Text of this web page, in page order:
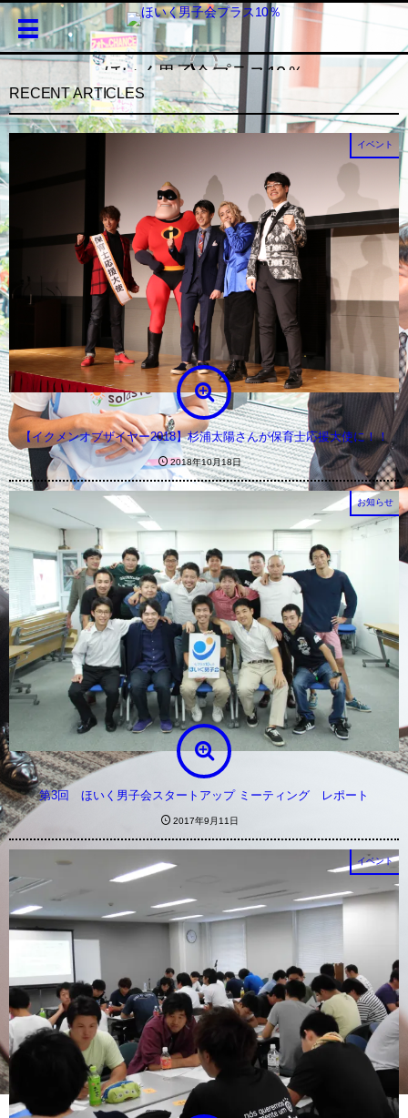
ほいく男子会プラス10％
保育園・幼稚園で働く男性保育士＆幼稚園教諭を10年後にプラス10％へ
RECENT ARTICLES
【イクメンオブザイヤー2018】杉浦太陽さんが保育士応援大使に！！
2018年10月18日
イベント
第3回 ほいく男子会スタートアップ ミーティング レポート
2017年9月11日
お知らせ
イベント